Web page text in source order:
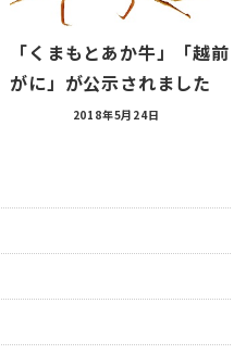
「くまもとあか牛」「越前
がに」が公示されました
2018年5月24日